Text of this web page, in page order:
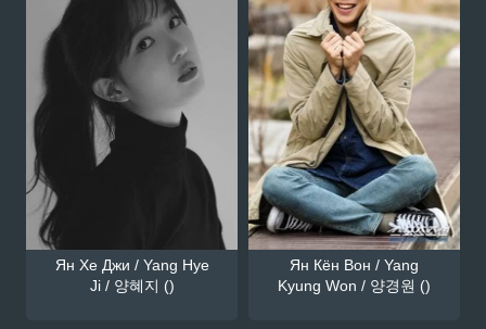
Ян Хе Джи / Yang Hye
Ji / 양혜지 ()
Ян Кён Вон / Yang
Kyung Won / 양경원 ()